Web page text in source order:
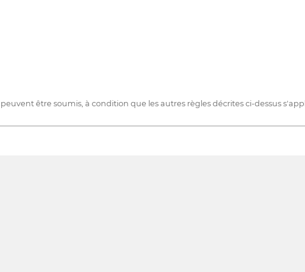
être soumis, à condition que les autres règles décrites ci-dessus